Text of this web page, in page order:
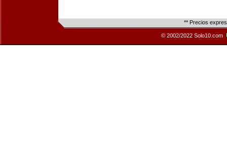
** Precios
© 2002/2022 Solo10.com